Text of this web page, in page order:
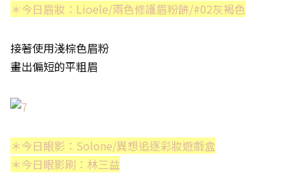
＊今日眉妝：Lioele/兩色修護眉粉餅/#02灰褐色
接著使用淺棕色眉粉
畫出偏短的平粗眉
＊今日眼影：Solone/異想追逐彩妝遊戲盒
＊今日眼影刷：林三益